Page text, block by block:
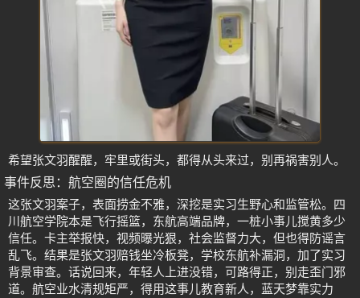
希望张文羽醒醒，牢里或街头，都得从头来过，别再祸害别人。
事件反思：航空圈的信任危机
这张文羽案子，表面捞金不雅，深挖是实习生野心和监管松。四
川航空学院本是飞行摇篮，东航高端品牌，一桩小事儿搅黄多少
信任。卡主举报快，视频曝光狠，社会监督力大，但也得防谣言
乱飞。结果是张文羽赔钱坐冷板凳，学校东航补漏洞，加了实习
背景审查。话说回来，年轻人上进没错，可路得正，别走歪门邪
道。航空业水清规矩严，得用这事儿教育新人，蓝天梦靠实力